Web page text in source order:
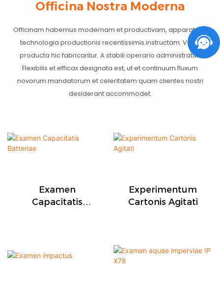
Officina Nostra Moderna
Officinam habemus modernam et productivam, apparatu et
technologia productionis recentissimis instructam. Varia
producta hic fabricantur. A stabili operario administratur.
Flexibilis et efficax designata est, ut et continuum fluxum
novorum mandatorum et celeritatem quam clientes nostri
desiderant accommodet.
Examen
Capacitatis
Experimentum
Cartonis Agitati